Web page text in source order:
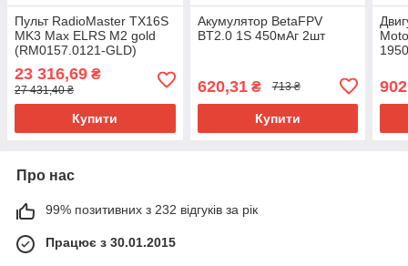
Пульт RadioMaster TX16S
MK3 Max ELRS M2 gold
(RM0157.0121-GLD)
23 316,69 ₴
27 431,40 ₴
Купити
Акумулятор BetaFPV
BT2.0 1S 450мАг 2шт
620,31₴ 713 ₴
Купити
Про нас
99% позитивних з 232 відгуків за рік
Працює з 30.01.2015